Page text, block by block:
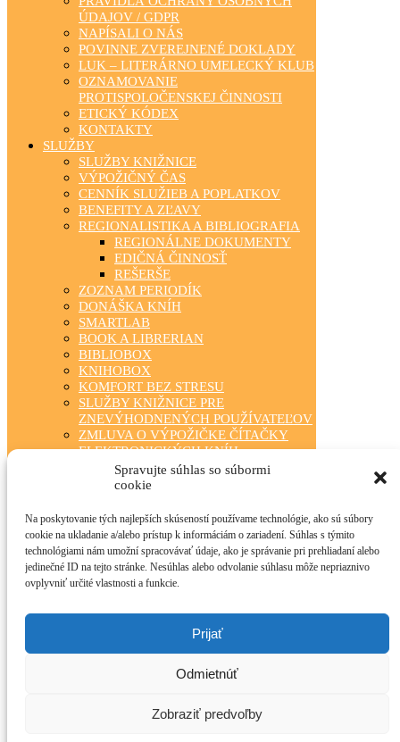
Spravujte súhlas so súbormi
cookie
Na poskytovanie tých najlepších skúseností používame technológie, ako sú súbory
cookie na ukladanie a/alebo prístup k informáciám o zariadení. Súhlas s týmito
technológiami nám umožní spracovávať údaje, ako je správanie pri prehliadaní alebo
jedinečné ID na tejto stránke. Nesúhlas alebo odvolanie súhlasu môže nepriaznivo
ovplyvniť určité vlastnosti a funkcie.
Prijať
Odmietnúť
Zobraziť predvoľby
ÚDAJOV / GDPR
NAPÍSALI O NÁS
POVINNE ZVEREJNENÉ DOKLADY
LUK – LITERÁRNO UMELECKÝ KLUB
OZNAMOVANIE
PROTISPOLOČENSKEJ ČINNOSTI
ETICKÝ KÓDEX
KONTAKTY
SLUŽBY
SLUŽBY KNIŽNICE
VÝPOŽIČNÝ ČAS
CENNÍK SLUŽIEB A POPLATKOV
BENEFITY A ZĽAVY
REGIONALISTIKA A BIBLIOGRAFIA
REGIONÁLNE DOKUMENTY
EDIČNÁ ČINNOSŤ
REŠERŠE
ZOZNAM PERIODÍK
DONÁŠKA KNÍH
SMARTLAB
BOOK A LIBRERIAN
BIBLIOBOX
KNIHOBOX
KOMFORT BEZ STRESU
SLUŽBY KNIŽNICE PRE
ZNEVÝHODNENÝCH POUŽÍVATEĽOV
ZMLUVA O VÝPOŽIČKE ČÍTAČKY
ELEKTRONICKÝCH KNÍH
ZÁBAVA PRE KAŽDÉHO
TRIEDA ČÍTA S NAMI
STÁLA PONUKA
FOTOGALÉRIA
OBECNÉ KNIŽNICE
MANIFEST O VEREJNÝCH
KNIŽNICIACH
INFOLIB
OBECNÉ KNIŽNICE – KONTAKTY
PRÍRODA NEPOZNÁ HRANICE
FOTOGALÉRIA PROJEKTU – A
PROJEKT FOTÓGALÉRIÁJA